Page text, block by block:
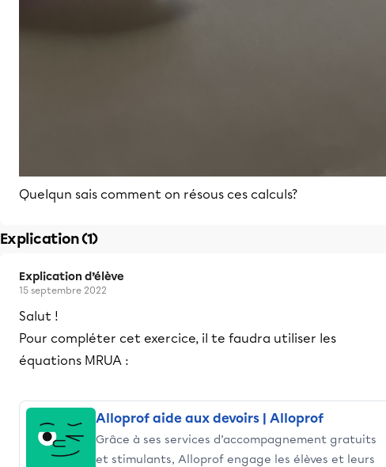
Quelqun sais comment on résous ces calculs?
Explication (1)
Explication d’élève
15 septembre 2022
Salut !
Pour compléter cet exercice, il te faudra utiliser les
équations MRUA :
Alloprof aide aux devoirs | Alloprof
Grâce à ses services d’accompagnement gratuits
et stimulants, Alloprof engage les élèves et leurs